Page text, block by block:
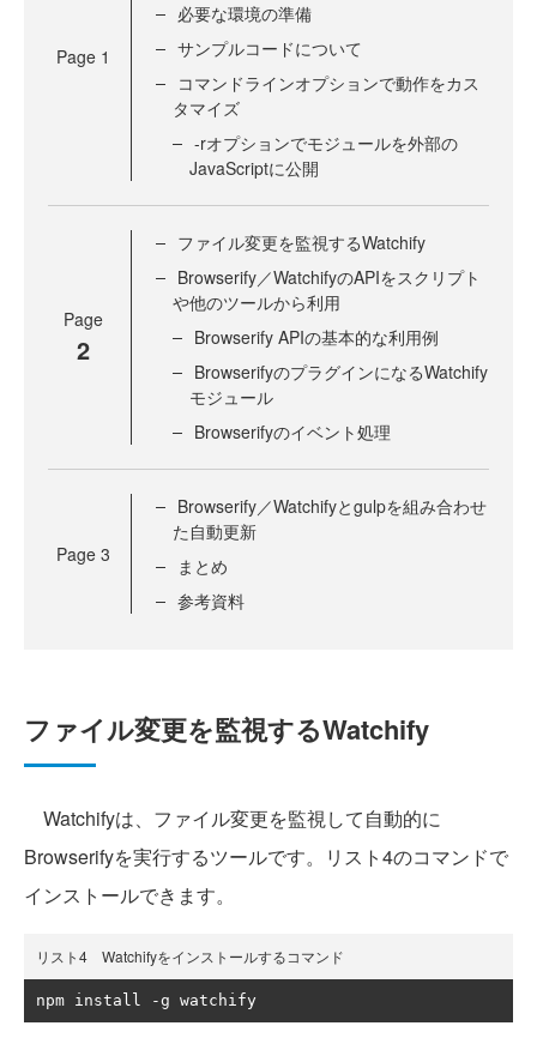
Page 1
必要な環境の準備
サンプルコードについて
コマンドラインオプションで動作をカス
タマイズ
-rオプションでモジュールを外部の
JavaScriptに公開
Page
2
ファイル変更を監視するWatchify
Browserify／WatchifyのAPIをスクリプト
や他のツールから利用
Browserify APIの基本的な利用例
BrowserifyのプラグインになるWatchify
モジュール
Browserifyのイベント処理
Page 3
Browserify／Watchifyとgulpを組み合わせ
た自動更新
まとめ
参考資料
ファイル変更を監視するWatchify
Watchifyは、ファイル変更を監視して自動的に
Browserifyを実行するツールです。リスト4のコマンドで
インストールできます。
リスト4 Watchifyをインストールするコマンド
npm install -g watchify